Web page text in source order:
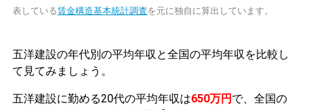
表している賃金構造基本統計調査を元に独自に算出しています。
五洋建設の年代別の平均年収と全国の平均年収を比較し
て見てみましょう。
五洋建設に勤める20代の平均年収は650万円 で、全国の